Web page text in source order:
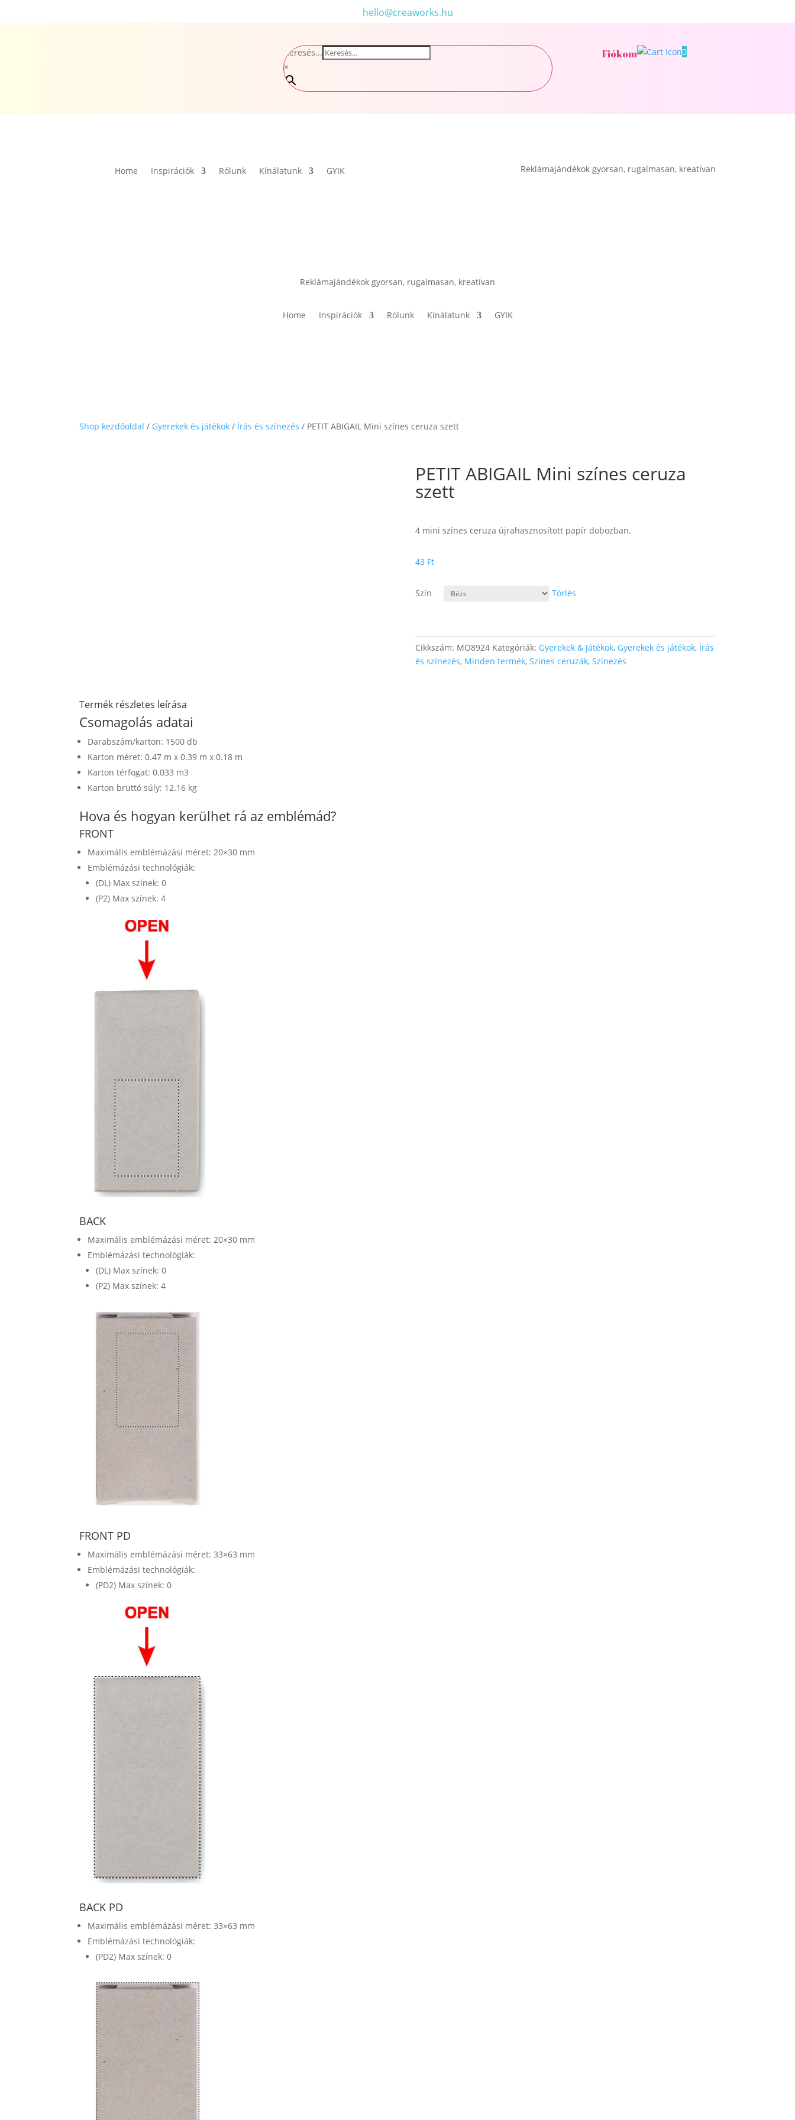
hello@creaworks.hu
Keresés...
×
Fiókom 0
Home Inspirációk Rólunk Kínálatunk GYIK Reklámajándékok gyorsan, rugalmasan, kreatívan
Reklámajándékok gyorsan, rugalmasan, kreatívan
Home Inspirációk Rólunk Kínálatunk GYIK
Shop kezdőoldal / Gyerekek és játékok / Írás és színezés / PETIT ABIGAIL Mini színes ceruza szett
PETIT ABIGAIL Mini színes ceruza
szett
4 mini színes ceruza újrahasznosított papír dobozban.
43 Ft
Szín Törlés
Cikkszám: MO8924 Kategóriák: Gyerekek & Játékok, Gyerekek és játékok, Írás
és színezés, Minden termék, Színes ceruzák, Színezés
Termék részletes leírása
Csomagolás adatai
Darabszám/karton: 1500 db
Karton méret: 0.47 m x 0.39 m x 0.18 m
Karton térfogat: 0.033 m3
Karton bruttó súly: 12.16 kg
Hova és hogyan kerülhet rá az emblémád?
FRONT
Maximális emblémázási méret: 20×30 mm
Emblémázási technológiák:
(DL) Max színek: 0
(P2) Max színek: 4
BACK
Maximális emblémázási méret: 20×30 mm
Emblémázási technológiák:
(DL) Max színek: 0
(P2) Max színek: 4
FRONT PD
Maximális emblémázási méret: 33×63 mm
Emblémázási technológiák:
(PD2) Max színek: 0
BACK PD
Maximális emblémázási méret: 33×63 mm
Emblémázási technológiák:
(PD2) Max színek: 0